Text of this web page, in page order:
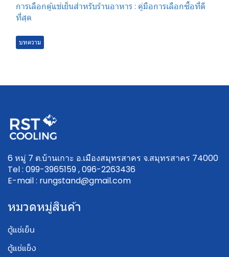
การเลือกตู้แช่เย็นสำหรับร้านอาหาร : คู่มือการเลือกซื้อที่ดี
ที่สุด
บทความ
6 หมู่ 7 ต.บ้านเกาะ อ.เมืองสมุทรสาคร จ.สมุทรสาคร 74000
Tel : 099-3965159 , 096-2263436
E-mail : rungstand@gmail.com
หมวดหมู่สินค้า
ตู้แช่เย็น
ตู้แช่แข็ง